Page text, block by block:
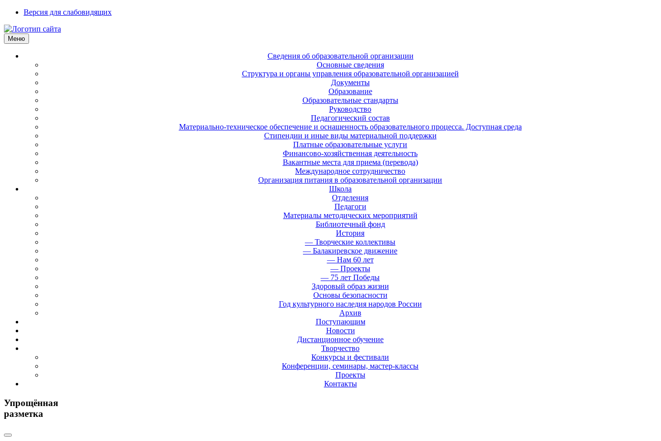
Версия для слабовидящих
Меню
Сведения об образовательной организации
Основные сведения
Структура и органы управления образовательной организацией
Документы
Образование
Образовательные стандарты
Руководство
Педагогический состав
Материально-техническое обеспечение и оснащенность образовательного процесса. Доступная среда
Стипендии и иные виды материальной поддержки
Платные образовательные услуги
Финансово-хозяйственная деятельность
Вакантные места для приема (перевода)
Международное сотрудничество
Организация питания в образовательной организации
Школа
Отделения
Педагоги
Материалы методических мероприятий
Библиотечный фонд
История
— Творческие коллективы
— Балакиревское движение
— Нам 60 лет
— Проекты
— 75 лет Победы
Здоровый образ жизни
Основы безопасности
Год культурного наследия народов России
Архив
Поступающим
Новости
Дистанционное обучение
Творчество
Конкурсы и фестивали
Конференции, семинары, мастер-классы
Проекты
Контакты
Упрощённая
разметка